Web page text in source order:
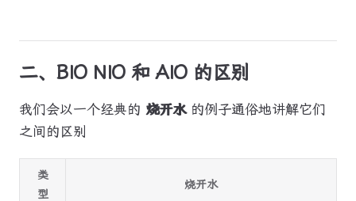
二、BIO NIO 和 AIO 的区别
我们会以一个经典的 烧开水的例子通俗地讲解它们
之间的区别
类
型
烧开水